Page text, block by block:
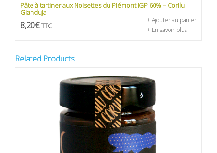
Pâte à tartiner aux Noisettes du Piémont IGP 60% – Corilu
Gianduja
8,20€ TTC
+ Ajouter au panier
+ En savoir plus
Related Products